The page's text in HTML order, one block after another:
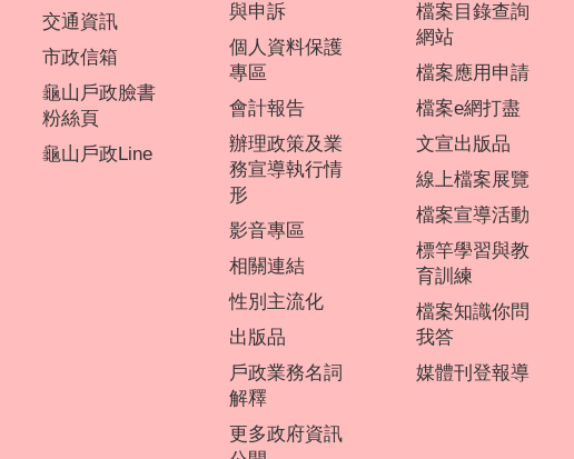
交通資訊
市政信箱
龜山戶政臉書
粉絲頁
龜山戶政Line
與申訴
個人資料保護
專區
會計報告
辦理政策及業
務宣導執行情
形
影音專區
相關連結
性別主流化
出版品
戶政業務名詞
解釋
更多政府資訊
檔案目錄查詢
網站
檔案應用申請
檔案e網打盡
文宣出版品
線上檔案展覽
檔案宣導活動
標竿學習與教
育訓練
檔案知識你問
我答
媒體刊登報導